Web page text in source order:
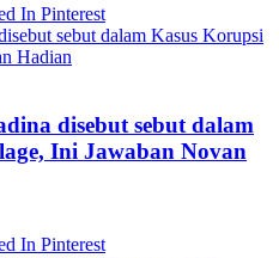
In Pinterest
disebut sebut dalam
Ini Jawaban Novan
In Pinterest